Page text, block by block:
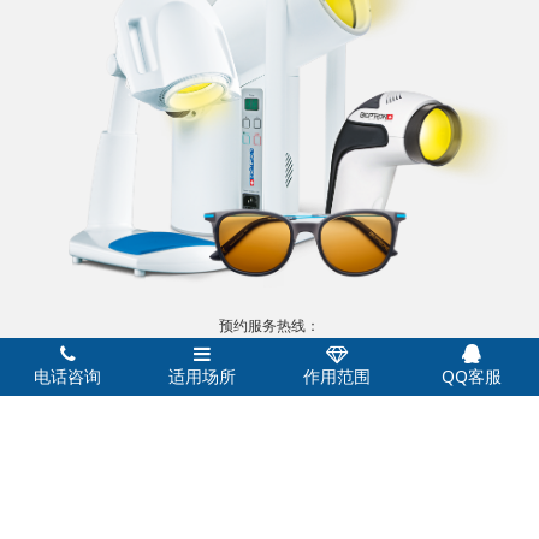
预约服务热线：
0755-22720055
电话咨询 适用场所 作用范围 QQ客服